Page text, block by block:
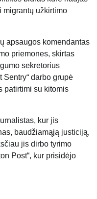
migrantų užkirtimo
apsaugos komendantas
priemones, skirtas
sekretorius
Sentry“ darbo grupė
patirtimi su kitomis
kur jis
baudžiamąją justiciją,
jis dirbo tyrimo
Post“, kur prisidėjo